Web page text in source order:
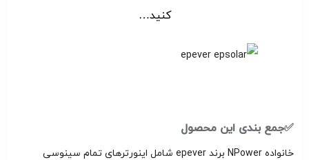
کنید…
✅جمع بندی این محصول
خانواده NPower برند epever شامل اینورترهای تمام سینوسی